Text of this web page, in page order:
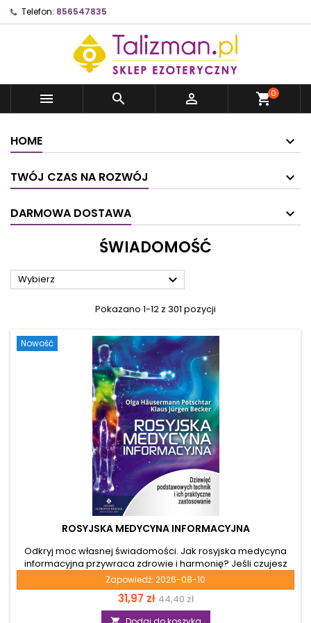
Telefon: 856547835
   shopping_cart0
HOME
TWÓJ CZAS NA ROZWÓJ
DARMOWA DOSTAWA
ŚWIADOMOŚĆ
Wybierz 
Pokazano 1-12 z 301 pozycji
Nowość
ROSYJSKA MEDYCYNA INFORMACYJNA
Odkryj moc własnej świadomości. Jak rosyjska medycyna
informacyjna przywraca zdrowie i harmonię? Jeśli czujesz
bezsilność wobec przewlekłych dolegliwości, a tradycyjne
terapie okazują się niewystarczające, ta książka otworzy
przed tobą zupełnie nowe horyzonty. Rosyjska medycyna
informacyjna to fascynujące połączenie prastarej wiedzy
Zapowiedź: 2026-08-10
Cena
31,97 zł Cena
podstawowa
44,40 zł